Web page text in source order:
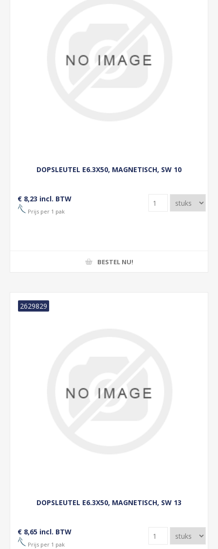
DOPSLEUTEL E6.3X50, MAGNETISCH, SW 10
€ 8,23 incl. BTW
Prijs per 1 pak
BESTEL NU!
DOPSLEUTEL E6.3X50, MAGNETISCH, SW 13
2629829
€ 8,65 incl. BTW
Prijs per 1 pak